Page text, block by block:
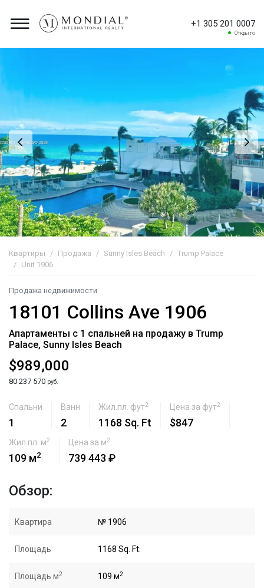
+1 305 201 0007
Открыто
Квартиры Продажа Sunny Isles Beach
Trump Palace
Unit 1906
Продажа недвижимости
18101 Collins Ave 1906
Апартаменты с 1 спальней на продажу в Trump
Palace, Sunny Isles Beach
$989,000
80 237 570 руб.
Спальни
1
Ванн
2
Жил.пл. фут2
1168 Sq. Ft
Цена за фут2
$847
Жил.пл. м2
109 м2
Цена за м2
739 443 ₽
Обзор:
Квартира № 1906
Площадь 1168 Sq. Ft.
Площадь м2 109 м2